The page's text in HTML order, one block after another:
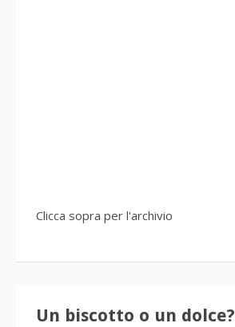
Clicca sopra per l'archivio
Un biscotto o un dolce?